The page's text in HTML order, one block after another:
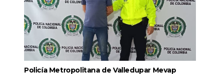
Policía Metropolitana de Valledupar Mevap